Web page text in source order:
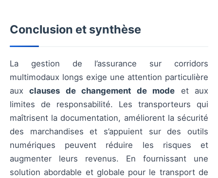
Conclusion et synthèse
La gestion de l’assurance sur corridors
multimodaux longs exige une attention particulière
auxclauses de changement de mode et aux
limites de responsabilité. Les transporteurs qui
maîtrisent la documentation, améliorent la sécurité
des marchandises et s’appuient sur des outils
numériques peuvent réduire les risques et
augmenter leurs revenus. En fournissant une
solution abordable et globale pour le transport de